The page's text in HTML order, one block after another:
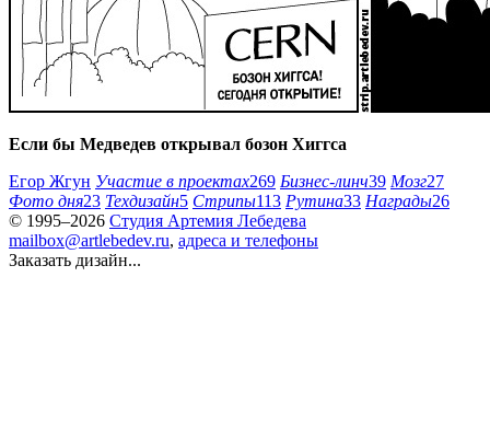
Если бы Медведев открывал бозон Хиггса
Егор Жгун Участие в проектах269 Бизнес-линч39 Мозг27
Фото дня23 Техдизайн5 Стрипы113 Рутина33 Награды26
© 1995–2026 Студия Артемия Лебедева
mailbox@artlebedev.ru, адреса и телефоны
Заказать дизайн...